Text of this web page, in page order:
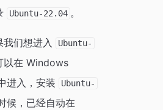
Ubuntu-22.04 。
我们想进入 Ubuntu-
以在 Windows
进入，安装
Ubuntu-
候，已经自动在